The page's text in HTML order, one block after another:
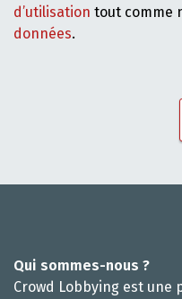
d’utilisation tout comme
données.
Qui sommes-nous ?
Crowd Lobbying est